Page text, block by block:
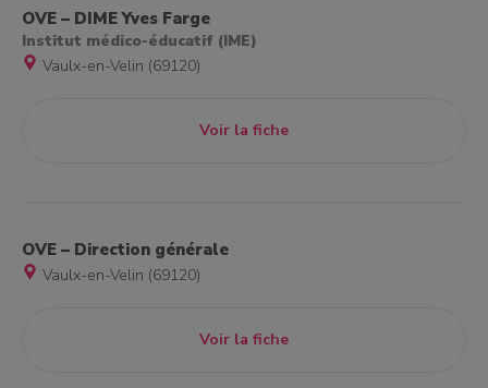
OVE – DIME Yves Farge
Institut médico-éducatif (IME)
Vaulx-en-Velin (69120)
Voir la fiche
OVE – Direction générale
Vaulx-en-Velin (69120)
Voir la fiche